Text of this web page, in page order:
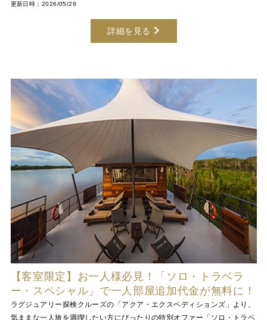
更新日時：2026/05/29
詳細を見る
【客室限定】お一人様必見！「ソロ・トラベラ
ー・スペシャル」で一人部屋追加代金が無料に！
ラグジュアリー探検クルーズの「アクア・エクスペディションズ」より、
気ままな一人旅を満喫したい方にぴったりの特別オファー「ソロ・トラベ